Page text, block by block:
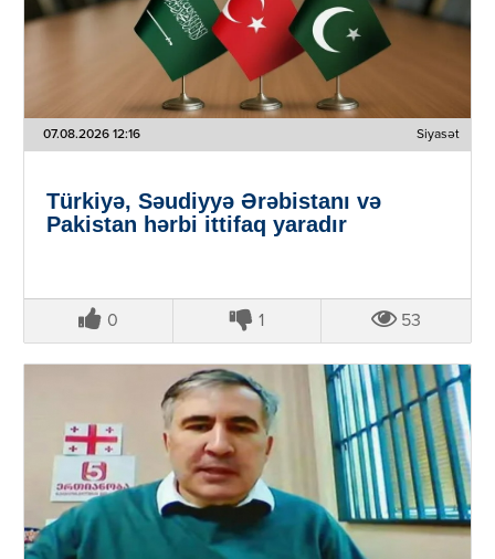
07.08.2026 12:16 Siyasət
Türkiyə, Səudiyyə Ərəbistanı və
Pakistan hərbi ittifaq yaradır
0 1 53